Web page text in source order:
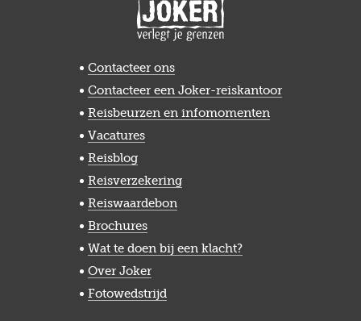
Contacteer ons
Contacteer een Joker-reiskantoor
Reisbeurzen en infomomenten
Vacatures
Reisblog
Reisverzekering
Reiswaardebon
Brochures
Wat te doen bij een klacht?
Over Joker
Fotowedstrijd